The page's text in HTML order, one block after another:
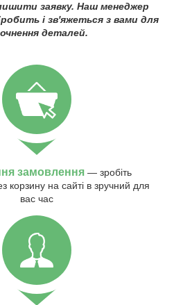
заявку. Наш менеджер
і зв'яжеться з вами для
деталей.
замовлення — зробіть
корзину на сайті в зручний для
вас час